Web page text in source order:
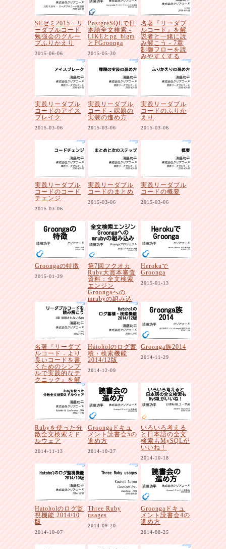
SEゼミ2015 - リ
ーダブルコード
勉強会のグルー
プふりかえり
2015-06-06
PostgreSQLで日
本語全文検索 -
LIKEとpg_bigm
とPGroonga
2015-05-30
名著『リーダブ
ルコード』を解
説者と一緒に読
み解こう - 7章
制御フローを読
みやすくする
2015-04-03
実践リーダブル
コードのアイス
ブレイク
2015-03-06
実践リーダブル
コード - 課題の
実装の進め方
2015-03-06
実践リーダブル
コードのふりか
えり
2015-03-06
実践リーダブル
コードのコード
チェンジ
2015-03-06
実践リーダブル
コードのまとめ
2015-03-06
実践リーダブル
コードの概要
2015-03-06
Groongaの特徴
2015-01-29
第7回フクオカ
Ruby大賞本審査
資料：全文検索
エンジン
Groongaへの
mrubyの組み込
2015-01-23
Herokuで
Groonga
2015-01-13
名著『リーダブ
ルコード - より
良いコードを書
くためのシンプ
ルで実践的なテ
クニック』を解
説者と一緒に読
み解こう
Hatoholのログ蓄
積・検索機能
2014/12版
2014-12-09
Groonga族2014
2014-11-29
Rubyを使った分
散全文検索ミド
ルウェア
2014-11-13
Groongaドキュ
メント読書会5の
進め方
2014-10-27
いろいろ考える
と日本語の全文
検索もMySQLが
いいね！
2014-10-18
Hatoholのログ監
視機能 2014/10
版
2014-10-07
Three Ruby
usages
2014-09-20
Groongaドキュ
メント読書会4の
進め方
2014-08-25